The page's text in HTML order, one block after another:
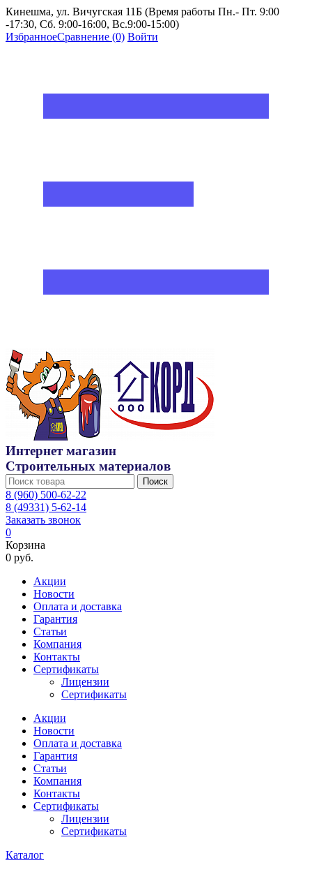
Кинешма, ул. Вичугская 11Б (Время работы Пн.- Пт. 9:00
-17:30, Сб. 9:00-16:00, Вс.9:00-15:00)
ИзбранноеСравнение (0) Войти
Интернет магазин
Строительных материалов
Поиск
8 (960) 500-62-22
8 (49331) 5-62-14
Заказать звонок
0
Корзина
0 руб.
Акции
Новости
Оплата и доставка
Гарантия
Статьи
Компания
Контакты
Сертификаты
Лицензии
Сертификаты
Акции
Новости
Оплата и доставка
Гарантия
Статьи
Компания
Контакты
Сертификаты
Лицензии
Сертификаты
Каталог